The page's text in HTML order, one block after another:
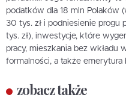
podatków dla 18 mln Polaków
30 tys. zł i podniesienie progu
tys. zł), inwestycje, które
pracy, mieszkania bez wkładu
formalności, a także
zobacz także